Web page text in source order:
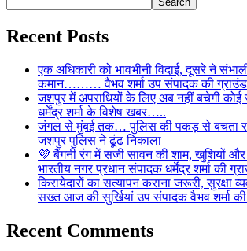
Recent Posts
एक अधिकारी को भावभीनी विदाई, दूसरे ने
कमान……… वैभव शर्मा उप संपादक की ग्राउंड
जशपुर में अपराधियों के लिए अब नहीं बचेगी
धर्मेंद्र शर्मा के विशेष खबर…..
जंगल से मुंबई तक… पुलिस की पकड़ से बचता
जशपुर पुलिस ने ढूंढ निकाला
💜 बैंगनी रंग में सजी सावन की शाम, खुशियों
भारतीय नगर प्रधान संपादक धर्मेंद्र शर्मा की
किरायेदारों का सत्यापन कराना जरूरी, सुरक्षा
सख्त आज की सुर्खियां उप संपादक वैभव
Recent Comments